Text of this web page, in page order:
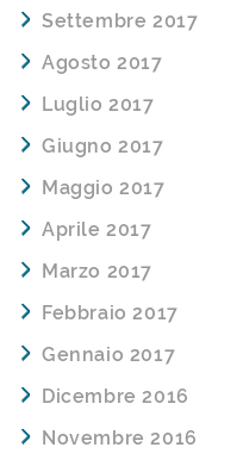
Settembre 2017
Agosto 2017
Luglio 2017
Giugno 2017
Maggio 2017
Aprile 2017
Marzo 2017
Febbraio 2017
Gennaio 2017
Dicembre 2016
Novembre 2016